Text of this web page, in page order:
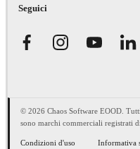
Seguici
© 2026 Chaos Software EOOD.
sono marchi commerciali registrati
Condizioni d'uso Informativa